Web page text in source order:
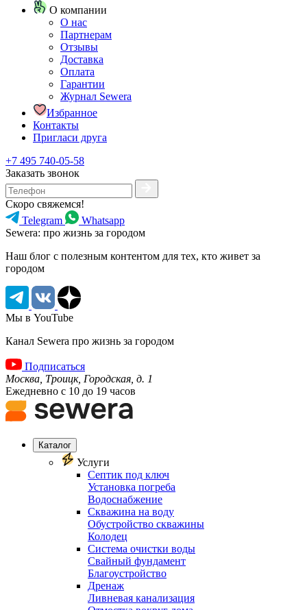
О компании
О нас
Партнерам
Отзывы
Доставка
Оплата
Гарантии
Журнал Sewera
Избранное
Контакты
Пригласи друга
+7 495 740-05-58
Заказать звонок
Скоро свяжемся!
Telegram
Whatsapp
Sewera: про жизнь за городом
Наш блог c полезным контентом для тех, кто живет за
городом
Мы в YouTube
Канал Sewera про жизнь за городом
Подписаться
Москва, Троицк, Городская, д. 1
Ежедневно с 10 до 19 часов
Каталог
Услуги
Септик под ключ
Установка погреба
Водоснабжение
Скважина на воду
Обустройство скважины
Колодец
Система очистки воды
Свайный фундамент
Благоустройство
Дренаж
Ливневая канализация